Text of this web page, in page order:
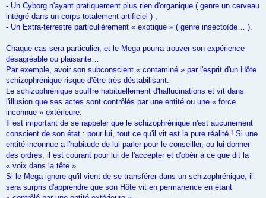
- Un Cyborg n'ayant pratiquement plus rien d'organique ( genre un cerveau
intégré dans un corps totalement artificiel ) ;
- Un Extra-terrestre particulièrement « exotique » ( genre insectoïde… ).
Chaque cas sera particulier, et le Mega pourra trouver son expérience
désagréable ou plaisante…
Par exemple, avoir son subconscient « contaminé » par l'esprit d'un Hôte
schizophrénique risque d'être très déstabilisant.
Le schizophrénique souffre habituellement d'hallucinations et vit dans
l'illusion que ses actes sont contrôlés par une entité ou une « force
inconnue » extérieure.
Il est important de se rappeler que le schizophrénique n'est aucunement
conscient de son état : pour lui, tout ce qu'il vit est la pure réalité ! Si une
entité inconnue a l'habitude de lui parler pour le conseiller, ou lui donner
des ordres, il est courant pour lui de l'accepter et d'obéir à ce que dit la
« voix dans la tête ».
Si le Mega ignore qu'il vient de se transférer dans un schizophrénique, il
sera surpris d'apprendre que son Hôte vit en permanence en étant